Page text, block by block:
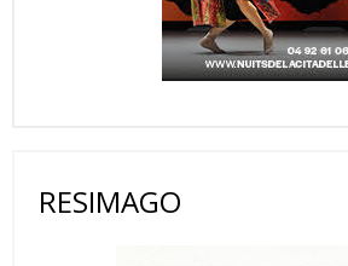
RESIMAGO